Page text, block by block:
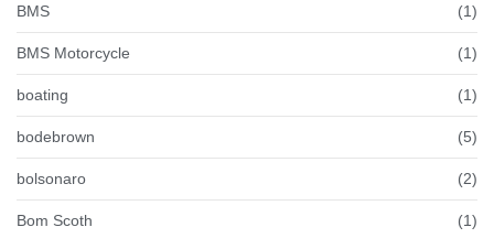
BMS (1)
BMS Motorcycle (1)
boating (1)
bodebrown (5)
bolsonaro (2)
Bom Scoth (1)